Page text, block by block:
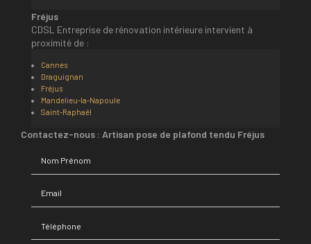
Fréjus
CDSL Entreprise de rénovation intérieure intervient à
proximité de :
Cannes
Draguignan
Fréjus
Mandelieu-la-Napoule
Saint-Raphaël
Contactez-nous : Artisan pose de plafond tendu Fréjus